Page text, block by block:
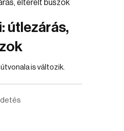
útlezárás,
is változik.